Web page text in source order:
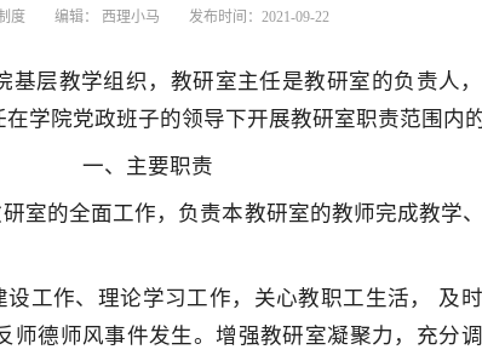
度 编辑： 西理小马 发布时间：2021-09-22
基层教学组织，教研室主任是教研室的负责人
学院党政班子的领导下开展教研室职责范围内的
一、主要职责
室的全面工作，负责本教研室的教师完成教学
工作、理论学习工作，关心教职工生活， 及
师德师风事件发生。增强教研室凝聚力，充分